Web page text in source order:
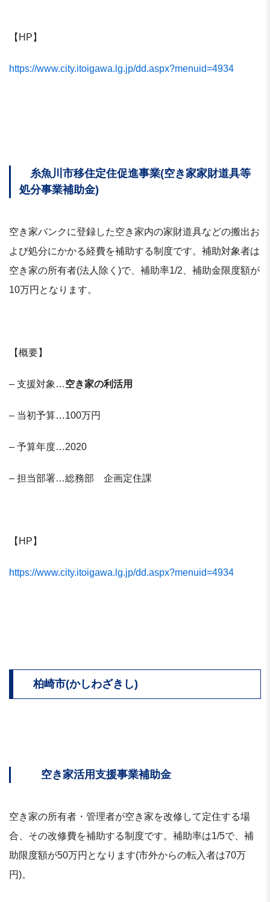
【HP】
https://www.city.itoigawa.lg.jp/dd.aspx?menuid=4934
糸魚川市移住定住促進事業(空き家家財道具等
処分事業補助金)
空き家バンクに登録した空き家内の家財道具などの搬出お
よび処分にかかる経費を補助する制度です。補助対象者は
空き家の所有者(法人除く)で、補助率1/2、補助金限度額が
10万円となります。
【概要】
– 支援対象…空き家の利活用
– 当初予算…100万円
– 予算年度…2020
– 担当部署…総務部 企画定住課
【HP】
https://www.city.itoigawa.lg.jp/dd.aspx?menuid=4934
柏崎市(かしわざきし)
空き家活用支援事業補助金
空き家の所有者・管理者が空き家を改修して定住する場
合、その改修費を補助する制度です。補助率は1/5で、補
助限度額が50万円となります(市外からの転入者は70万
円)。